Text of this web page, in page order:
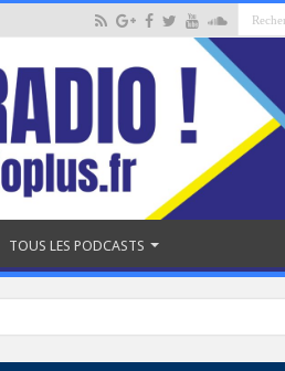
TOUS LES PODCASTS